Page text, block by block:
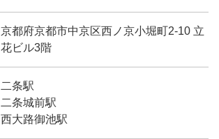
京都府京都市中京区西ノ京小堀町2-10 立
花ビル3階
二条駅
二条城前駅
西大路御池駅